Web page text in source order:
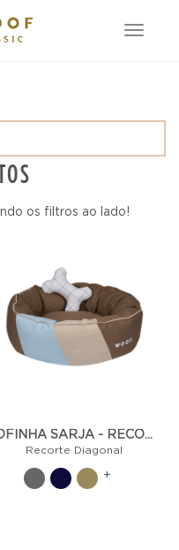
Toggle
os filtros ao lado!
FOFINHA SARJA - RECORTE DIAGONAL
Recorte Diagonal
+